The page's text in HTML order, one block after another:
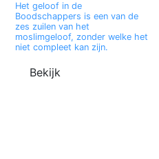
Het geloof in de
Boodschappers is een van de
zes zuilen van het
moslimgeloof, zonder welke het
niet compleet kan zijn.
Bekijk